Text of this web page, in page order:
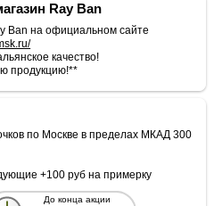
Ray Ban
Ban на официальном сайте
качество!
продукцию!**
по Москве в пределах МКАД 300
+100 руб на примерку
До конца акции